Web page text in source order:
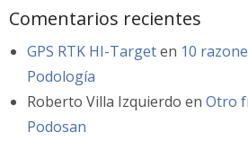
Comentarios recientes
GPS RTK HI-Targeten 10
Podología
Roberto Villa Izquierdo en Otro
Podosan